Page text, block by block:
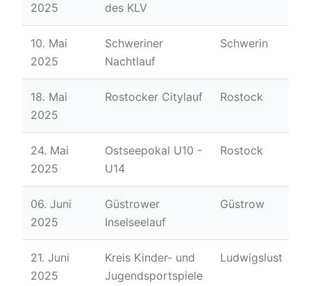
2025
des KLV
10. Mai
2025
Schweriner
Nachtlauf
Schwerin
18. Mai
2025
Rostocker Citylauf Rostock
24. Mai
2025
Ostseepokal U10 -
U14
Rostock
06. Juni
2025
Güstrower
Inselseelauf
Güstrow
21. Juni
2025
Kreis Kinder- und
Jugendsportspiele
Ludwigslust